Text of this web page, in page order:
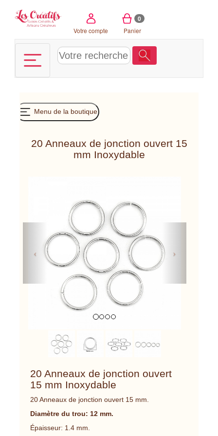
Votre compte
0
Panier
Menu de la boutique
20 Anneaux de jonction ouvert 15
mm Inoxydable
Previous
20 Anneaux de jonction ouvert
15 mm Inoxydable
20 Anneaux de jonction ouvert 15 mm.
Diamètre du trou: 12 mm.
Épaisseur: 1.4 mm.